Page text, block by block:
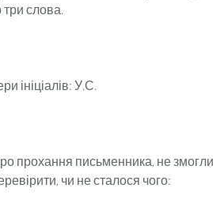
слова.
ініціалів: У.С.
прохання письменника, не змогли
чи не сталося чого: